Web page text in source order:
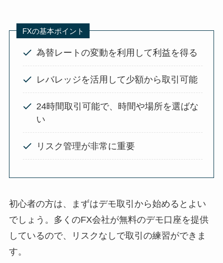
FXの基本ポイント
為替レートの変動を利用して利益を得る
レバレッジを活用して少額から取引可能
24時間取引可能で、時間や場所を選ばな
い
リスク管理が非常に重要
初心者の方は、まずはデモ取引から始めるとよい
でしょう。多くのFX会社が無料のデモ口座を提供
しているので、リスクなしで取引の練習ができま
す。